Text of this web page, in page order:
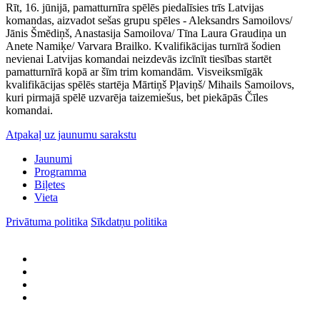
Rīt, 16. jūnijā, pamatturnīra spēlēs piedalīsies trīs Latvijas
komandas, aizvadot sešas grupu spēles - Aleksandrs Samoilovs/
Jānis Šmēdiņš, Anastasija Samoilova/ Tīna Laura Graudiņa un
Anete Namiķe/ Varvara Brailko. Kvalifikācijas turnīrā šodien
nevienai Latvijas komandai neizdevās izcīnīt tiesības startēt
pamatturnīrā kopā ar šīm trim komandām. Visveiksmīgāk
kvalifikācijas spēlēs startēja Mārtiņš Pļaviņš/ Mihails Samoilovs,
kuri pirmajā spēlē uzvarēja taizemiešus, bet piekāpās Čīles
komandai.
Atpakaļ uz jaunumu sarakstu
Jaunumi
Programma
Biļetes
Vieta
Privātuma politika Sīkdatņu politika